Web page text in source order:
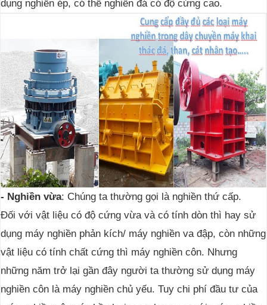
dụng nghiền ép, có thể nghiền đá có độ cứng cao.
- Nghiền vừa: Chúng ta thường gọi là nghiền thứ cấp.
Đối với vật liệu có độ cứng vừa và có tính dòn thì hay sử
dụng máy nghiền phản kích/ máy nghiền va đập, còn những
vật liệu có tính chất cứng thì máy nghiền côn. Nhưng
những năm trở lại gần đây người ta thường sử dụng máy
nghiền côn là máy nghiền chủ yếu. Tuy chi phí đầu tư của